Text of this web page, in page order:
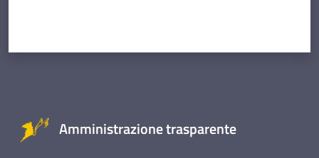
Amministrazione trasparente